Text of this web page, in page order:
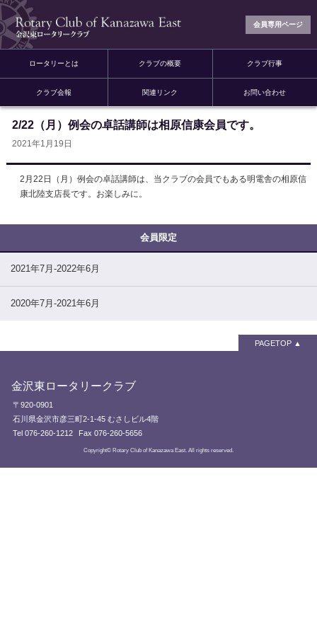
会員専用ページ
ロータリーとは クラブの概要 クラブ行事
クラブ会報 関連リンク お問い合わせ
2/22（月）例会の卓話講師は相原信康会員です。
2021年1月19日
2月22日（月）例会の卓話講師は、当クラブの会員でもある明電舎の相原信
康北陸支店長です。お楽しみに。
2021年7月-2022年6月
2020年7月-2021年6月
PAGETOP
金沢東ロータリークラブ
〒920-0901
石川県金沢市彦三町2-1-45 むさしビル4階
Tel 076-260-1212
Fax 076-260-5656
Copyright© Rotary Club of Kanazawa East. All rights reserved.